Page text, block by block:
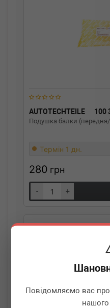
Повідомляємо вас про
нашого
AUTOTECHTEILE 100
Подушка балки
Термін 1 дн.
280 грн
- +